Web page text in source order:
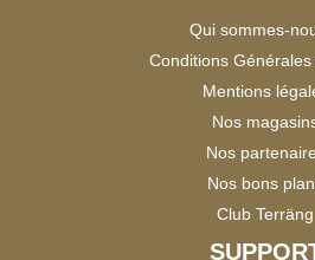
Qui sommes-
Conditions Générales
Mentions
Nos
Nos
Nos bons
Club Terräng